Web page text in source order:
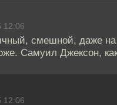
12:06
смешной, даже на
Самуил Джексон,
12:06